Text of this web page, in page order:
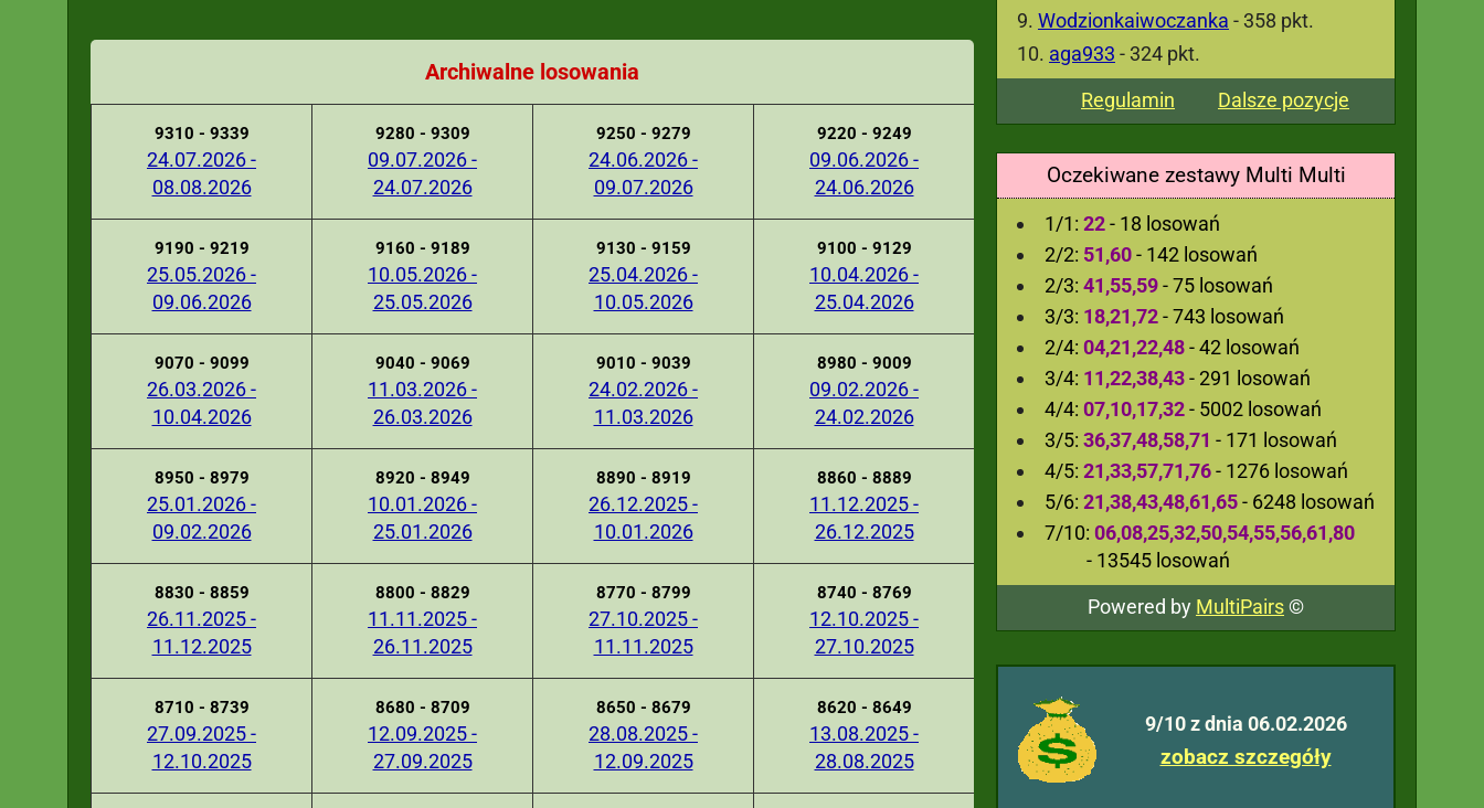
Wodzionkaiwoczanka - 358 pkt.
aga933 - 324 pkt.
Regulamin
Dalsze pozycje
Oczekiwane zestawy Multi Multi
1/1: 22- 18 losowań
2/2: 51,60- 142 losowań
2/3: 41,55,59- 75 losowań
3/3: 18,21,72- 743 losowań
2/4: 04,21,22,48- 42 losowań
3/4: 11,22,38,43- 291 losowań
4/4: 07,10,17,32- 5002 losowań
3/5: 36,37,48,58,71 - 171 losowań
4/5: 21,33,57,71,76- 1276 losowań
5/6: 21,38,43,48,61,65- 6248 losowań
7/10: 06,08,25,32,50,54,55,56,61,80
- 13545 losowań
Powered by MultiPairs©
9/10 z dnia 06.02.2026
zobacz szczegóły
Archiwalne losowania
9310 - 9339
24.07.2026 -
08.08.2026
9280 - 9309
09.07.2026 -
24.07.2026
9250 - 9279
24.06.2026 -
09.07.2026
9220 - 9249
09.06.2026 -
24.06.2026
9190 - 9219
25.05.2026 -
09.06.2026
9160 - 9189
10.05.2026 -
25.05.2026
9130 - 9159
25.04.2026 -
10.05.2026
9100 - 9129
10.04.2026 -
25.04.2026
9070 - 9099
26.03.2026 -
10.04.2026
9040 - 9069
11.03.2026 -
26.03.2026
9010 - 9039
24.02.2026 -
11.03.2026
8980 - 9009
09.02.2026 -
24.02.2026
8950 - 8979
25.01.2026 -
09.02.2026
8920 - 8949
10.01.2026 -
25.01.2026
8890 - 8919
26.12.2025 -
10.01.2026
8860 - 8889
11.12.2025 -
26.12.2025
8830 - 8859
26.11.2025 -
11.12.2025
8800 - 8829
11.11.2025 -
26.11.2025
8770 - 8799
27.10.2025 -
11.11.2025
8740 - 8769
12.10.2025 -
27.10.2025
8710 - 8739
27.09.2025 -
12.10.2025
8680 - 8709
12.09.2025 -
27.09.2025
8650 - 8679
28.08.2025 -
12.09.2025
8620 - 8649
13.08.2025 -
28.08.2025